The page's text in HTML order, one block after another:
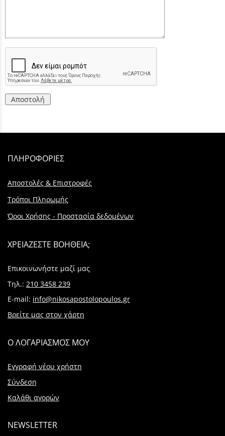
Αποστολή
ΠΛΗΡΟΦΟΡΙΕΣ
Αποστολές & Επιστροφές
Τρόποι Πληρωμής
Όροι Χρήσης - Προστασία δεδομένων
ΧΡΕΙΑΖΕΣΤΕ ΒΟΗΘΕΙΑ;
Επικοινωνήστε μαζί μας
Τηλ.: 210 3458 239
E-mail: info@nikosapostolopoulos.gr
Βρείτε μας στον χάρτη
Ο ΛΟΓΑΡΙΑΣΜΟΣ ΜΟΥ
Εγγραφή νέου χρήστη
Σύνδεση
Καλάθι αγορών
NEWSLETTER